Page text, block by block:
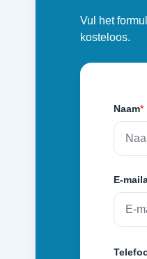
Vul het
kosteloos.
Naam*
E-